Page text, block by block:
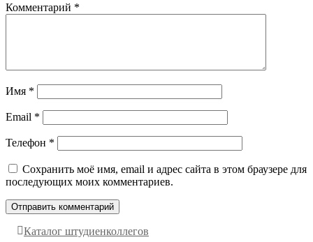
Комментарий *
Имя *
Email *
Телефон *
Сохранить моё имя, email и адрес сайта в этом браузере для
последующих моих комментариев.
Каталог штудиенколлегов